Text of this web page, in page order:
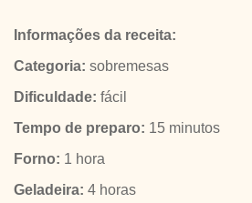
Informações da receita:
Categoria: sobremesas
Dificuldade: fácil
Tempo de preparo: 15 minutos
Forno: 1 hora
Geladeira: 4 horas